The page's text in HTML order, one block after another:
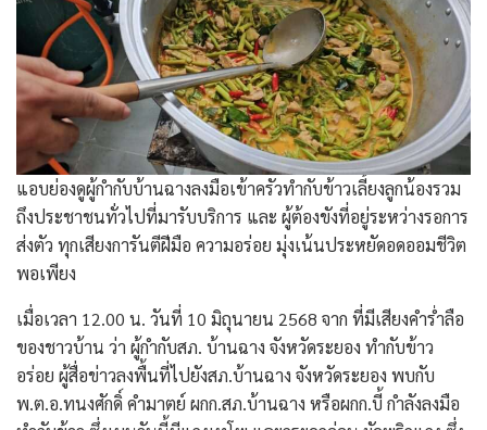
แอบย่องดูผู้กำกับบ้านฉางลงมือเข้าครัวทำกับข้าวเลี้ยงลูกน้องรวม
ถึงประชาชนทั่วไปที่มารับบริการ และ ผู้ต้องขังที่อยู่ระหว่างรอการ
ส่งตัว ทุกเสียงการันตีฝีมือ ความอร่อย มุ่งเน้นประหยัดอดออมชีวิต
พอเพียง
เมื่อเวลา 12.00 น. วันที่ 10 มิถุนายน 2568 จาก ที่มีเสียงคำร่ำลือ
ของชาวบ้าน ว่า ผู้กำกับสภ. บ้านฉาง จังหวัดระยอง ทำกับข้าว
อร่อย ผู้สื่อข่าวลงพื้นที่ไปยังสภ.บ้านฉาง จังหวัดระยอง พบกับ
พ.ต.อ.ทนงศักดิ์ คำมาตย์ ผกก.สภ.บ้านฉาง หรือผกก.บี้ กำลังลงมือ